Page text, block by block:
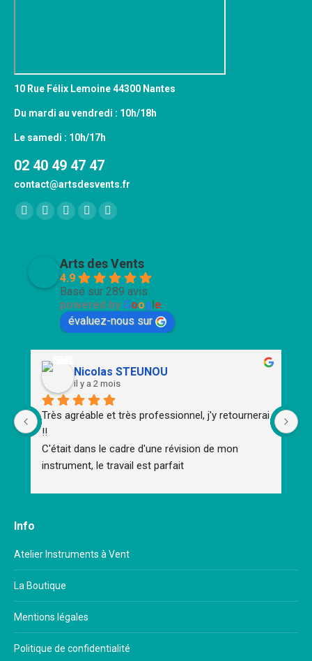
10 Rue Félix Lemoine 44300 Nantes
Du mardi au vendredi : 10h/18h
Le samedi : 10h/17h
02 40 49 47 47
contact@artsdesvents.fr
Trouvez nous sur :
Facebook
new
X
new
window
YouTube
in
new
window
Pinterest
in
new
window
Instagram
in
new
window
Arts des Vents
4.9
Basé sur 289 avis
powered by Google
évaluez-nous sur
Nicolas STEUNOU
il y a 2 mois
Très agréable et très professionnel, j'y retournerai
!!
C'était dans le cadre d'une révision de mon
instrument, le travail est parfait
Info
Atelier Instruments à Vent
La Boutique
Mentions légales
Politique de confidentialité